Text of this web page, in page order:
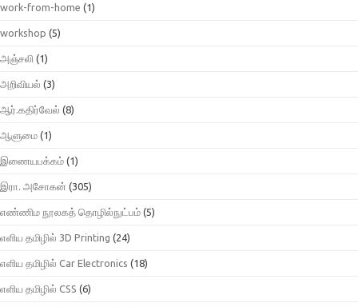
work-from-home (1)
workshop (5)
அஞ்சலி (1)
அறிவியல் (3)
ஆர்.கதிர்வேல் (8)
ஆளுமை (1)
இணையபக்கம் (1)
இரா. அசோகன் (305)
எண்ணிம நூலகத் தொழில்நுட்பம் (5)
எளிய தமிழில் 3D Printing (24)
எளிய தமிழில் Car Electronics (18)
எளிய தமிழில் CSS (6)